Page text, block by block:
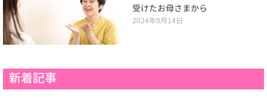
受けたお母さまから
2024年9月14日
新着記事